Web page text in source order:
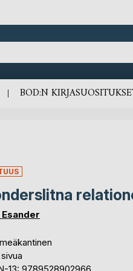
BOD:N
Esander